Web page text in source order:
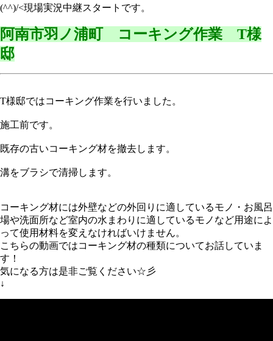
(^^)/<現場実況中継スタートです。
阿南市羽ノ浦町 コーキング作業 T様
邸
T様邸ではコーキング作業を行いました。
施工前です。
既存の古いコーキング材を撤去します。
溝をブラシで清掃します。
コーキング材には外壁などの外回りに適しているモノ・お風呂
場や洗面所など室内の水まわりに適しているモノなど用途によ
って使用材料を変えなければいけません。
こちらの動画ではコーキング材の種類についてお話していま
す！
気になる方は是非ご覧ください☆彡
↓